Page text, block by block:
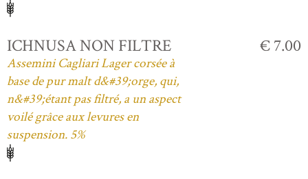
ICHNUSA NON FILTRE
Assemini Cagliari Lager corsée à
base de pur malt d&#39;orge, qui,
n&#39;étant pas filtré, a un aspect
voilé grâce aux levures en
suspension. 5%
€ 7.00